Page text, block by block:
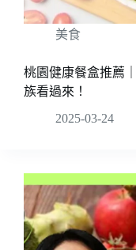
美食
桃園健康餐盒推薦
族看過來！
2025-03-24